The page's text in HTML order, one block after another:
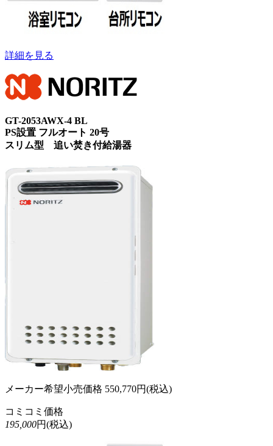
詳細を見る
GT-2053AWX-4 BL
PS設置 フルオート 20号
スリム型 追い焚き付給湯器
メーカー希望小売価格 550,770円(税込)
コミコミ価格
195,000円(税込)